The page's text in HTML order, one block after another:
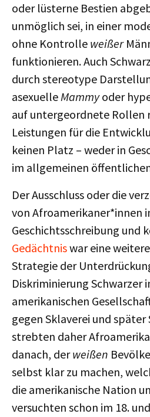
oder lüsterne Bestien
unmöglich sei, in einer
ohne Kontrolle weißer
funktionieren. Auch
durch stereotype
asexuelleMammyoder
auf untergeordnete Rollen
Leistungen für die
keinen Platz – weder in
im allgemeinen
Der Ausschluss oder die
von Afroamerikaner*innen
Geschichtsschreibung und
Gedächtniswar eine
Strategie der
Diskriminierung Schwarzer
amerikanischen
gegen Sklaverei und später
strebten daher
danach, derweißen
selbst klar zu machen,
die amerikanische Nation
versuchten schon im 18.